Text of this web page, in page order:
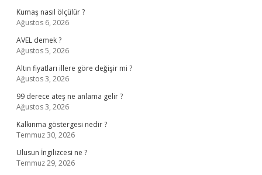
Kumaş nasıl ölçülür ?
Ağustos 6, 2026
AVEL demek ?
Ağustos 5, 2026
Altın fiyatları illere göre değişir mi ?
Ağustos 3, 2026
99 derece ateş ne anlama gelir ?
Ağustos 3, 2026
Kalkınma göstergesi nedir ?
Temmuz 30, 2026
Ulusun İngilizcesi ne ?
Temmuz 29, 2026